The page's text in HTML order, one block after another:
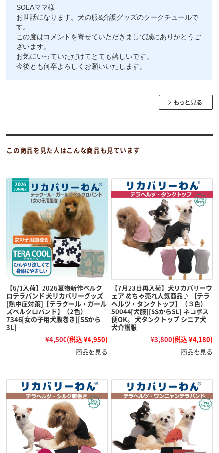
SOLAママ様
お世話になります。犬の服&介護グッズのクークチュールで
す。
この度はコメントを寄せていただきまして誠にありがとうご
ざいます。
お気にいっていただけてとても嬉しいです。
今後とも何卒よろしくお願いいたします。
この商品を見た人はこんな商品も見ています
【6/1入荷】2026夏物新作ベルク
ロテラバンド 犬リカバリーグッズ
[熱中症対策]【テラクール・ガール
ズベルクロバンド】（2色）
7346[女の子用犬腹巻き][SSから
3L]
¥4,500(税込 ¥4,950)
商品を見る
【7月23日再入荷】犬リカバリーウ
ェア めちゃ売れ人気商品♪ 【テラ
ヘルツ・タンクトップ】（３色）
50044[犬服][SSからSL] ネコポス
便OK。 犬タンクトップ シニア犬
犬介護服
¥3,800(税込 ¥4,180)
商品を見る